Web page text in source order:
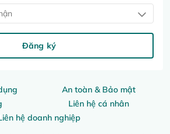
An toàn & Bảo mật
Liên hệ cá nhân
hệ doanh nghiệp
Đăng ký